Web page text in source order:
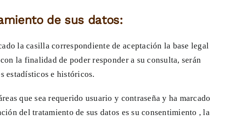
de sus datos:
la casilla correspondiente de aceptación la base legal
la finalidad de poder responder a su consulta, serán
estadísticos e históricos.
que sea requerido usuario y contraseña y ha marcado
del tratamiento de sus datos es su consentimiento , la